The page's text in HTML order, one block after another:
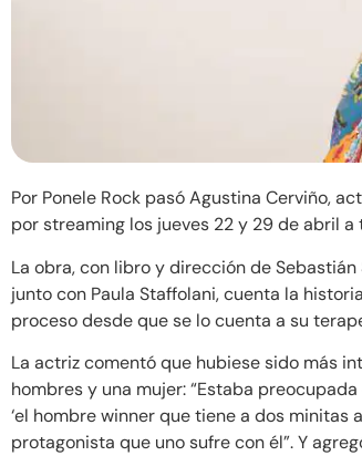
Por Ponele Rock pasó Agustina Cerviño,
por streaming los jueves 22 y 29 de abril
La obra, con libro y dirección de
junto con Paula Staffolani, cuenta la
proceso desde que se lo cuenta a su
La actriz comentó que hubiese sido más
hombres y una mujer: “Estaba
‘el hombre winner que tiene a dos minitas
protagonista que uno sufre con él”. Y